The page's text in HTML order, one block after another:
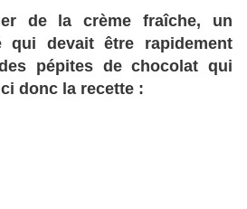
de la crème fraîche, un
qui devait être rapidement
pépites de chocolat qui
donc la recette :